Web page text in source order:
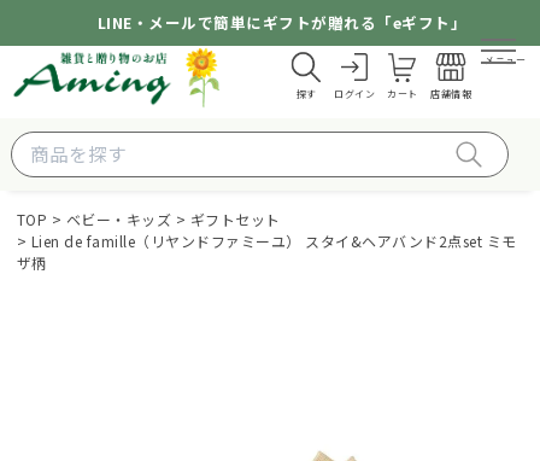
LINE・メールで簡単にギフトが贈れる「eギフト」
探す ログイン カート 店舗情報
メニュー
TOP ベビー・キッズ
ギフトセット
Lien de famille（リヤンドファミーユ） スタイ&ヘアバンド2点set ミモ
ザ柄